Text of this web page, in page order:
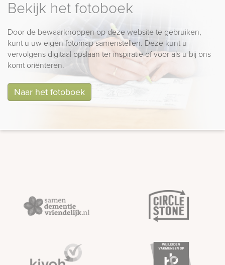
Bekijk het fotoboek
Door de bewaarknoppen op deze website te gebruiken,
kunt u uw eigen fotomap samenstellen. Deze kunt u
vervolgens digitaal opslaan ter inspiratie of voor als u bij ons
komt oriënteren.
Naar het fotoboek